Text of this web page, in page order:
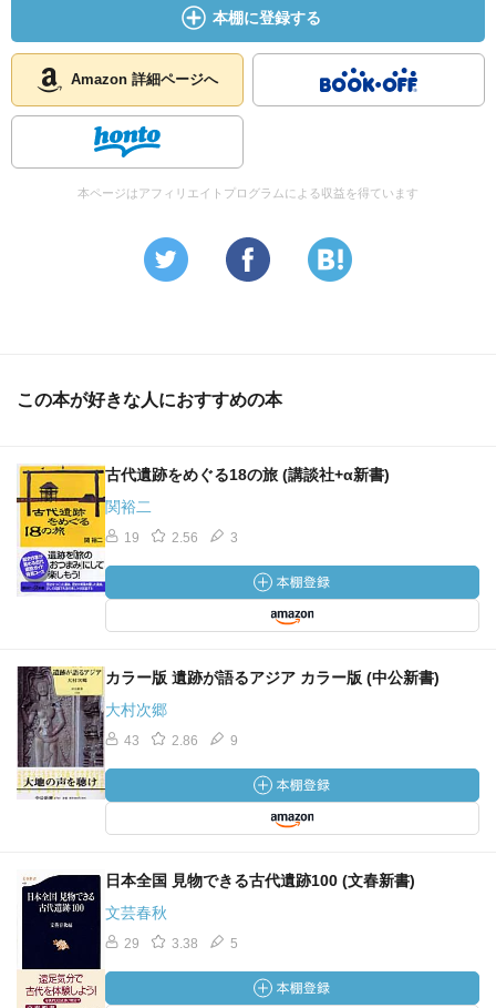
本棚に登録する
Amazon 詳細ページへ
本ページはアフィリエイトプログラムによる収益を得ています
この本が好きな人におすすめの本
古代遺跡をめぐる18の旅 (講談社+α新書)
関裕二
19 2.56 3
カラー版 遺跡が語るアジア カラー版 (中公新書)
大村次郷
43 2.86 9
日本全国 見物できる古代遺跡100 (文春新書)
文芸春秋
29 3.38 5